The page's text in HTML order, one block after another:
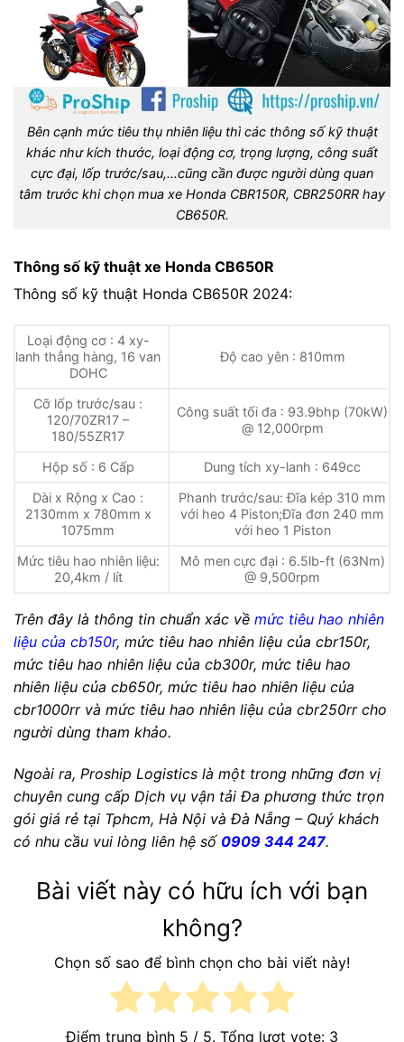
Bên cạnh mức tiêu thụ nhiên liệu thì các thông số kỹ thuật
khác như kích thước, loại động cơ, trọng lượng, công suất
cực đại, lốp trước/sau,…cũng cần được người dùng quan
tâm trước khi chọn mua xe Honda CBR150R, CBR250RR hay
CB650R.
Thông số kỹ thuật xe Honda CB650R
Thông số kỹ thuật Honda CB650R 2024:
Loại động cơ : 4 xy-
lanh thẳng hàng, 16 van
DOHC
Độ cao yên : 810mm
Cỡ lốp trước/sau :
120/70ZR17 –
180/55ZR17
Công suất tối đa : 93.9bhp (70kW)
@ 12,000rpm
Hộp số : 6 Cấp
Dung tích xy-lanh : 649cc
Dài x Rộng x Cao :
2130mm x 780mm x
1075mm
Phanh trước/sau: Đĩa kép 310 mm
với heo 4 Piston;Đĩa đơn 240 mm
với heo 1 Piston
Mức tiêu hao nhiên liệu:
20,4km / lít
Mô men cực đại : 6.5lb-ft (63Nm)
@ 9,500rpm
Trên đây là thông tin chuẩn xác về mức tiêu hao nhiên
liệu của cb150r, mức tiêu hao nhiên liệu của cbr150r,
mức tiêu hao nhiên liệu của cb300r, mức tiêu hao
nhiên liệu của cb650r, mức tiêu hao nhiên liệu của
cbr1000rr và mức tiêu hao nhiên liệu của cbr250rr cho
người dùng tham khảo.
Ngoài ra, Proship Logistics là một trong những đơn vị
chuyên cung cấp Dịch vụ vận tải Đa phương thức trọn
gói giá rẻ tại Tphcm, Hà Nội và Đà Nẵng – Quý khách
có nhu cầu vui lòng liên hệ số 0909 344 247.
Bài viết này có hữu ích với bạn
không?
Chọn số sao để bình chọn cho bài viết này!
Điểm trung bình 5 / 5. Tổng lượt vote: 3